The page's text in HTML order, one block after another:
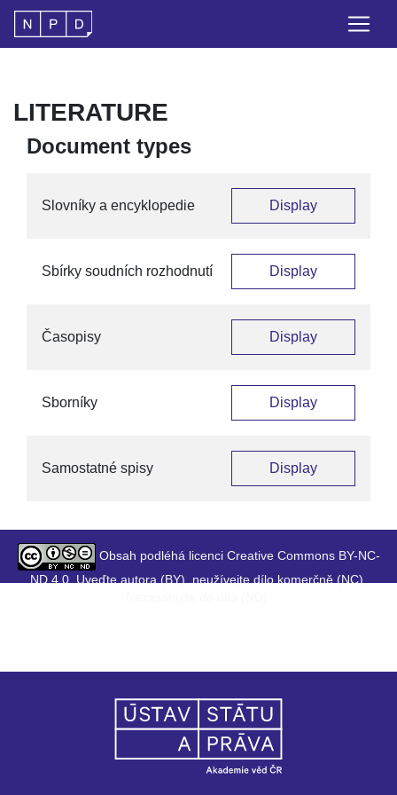
LITERATURE
Document types
Slovníky a encyklopedie Display
Sbírky soudních rozhodnutí Display
Časopisy Display
Sborníky Display
Samostatné spisy Display
Obsah podléhá licenci Creative Commons BY-NC-
ND 4.0. Uveďte autora (BY), neužívejte dílo komerčně (NC),